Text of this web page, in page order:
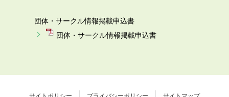
団体・サークル情報掲載申込書
団体・サークル情報掲載申込書